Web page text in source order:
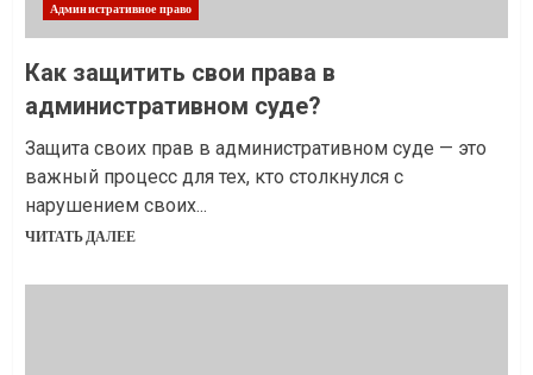
Административное право
Как защитить свои права в
административном суде?
Защита своих прав в административном суде — это
важный процесс для тех, кто столкнулся с
нарушением своих...
ЧИТАТЬ ДАЛЕЕ